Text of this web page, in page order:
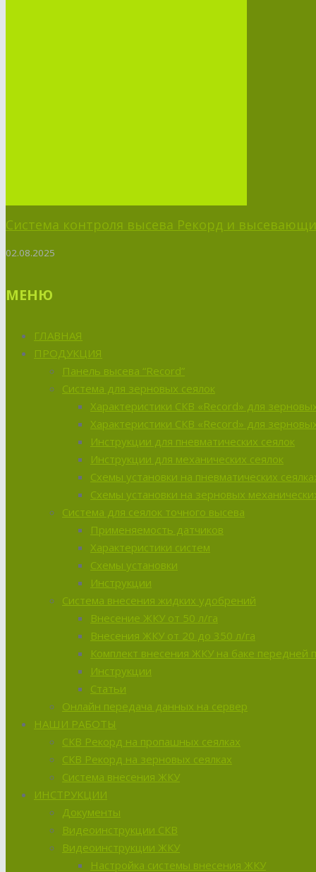
Система контроля высева Рекорд и
02.08.2025
МЕНЮ
ГЛАВНАЯ
ПРОДУКЦИЯ
Панель высева “Record”
Система для зерновых сеялок
Характеристики СКВ «Record» для
Характеристики СКВ «Record» для
Инструкции для пневматических сеялок
Инструкции для механических сеялок
Схемы установки на пневматических
Схемы установки на зерновых
Система для сеялок точного высева
Применяемость датчиков
Характеристики систем
Схемы установки
Инструкции
Система внесения жидких удобрений
Внесение ЖКУ от 50 л/га
Внесения ЖКУ от 20 до 350 л/га
Комплект внесения ЖКУ на баке передней
Инструкции
Статьи
Онлайн передача данных на сервер
НАШИ РАБОТЫ
СКВ Рекорд на пропашных сеялках
СКВ Рекорд на зерновых сеялках
Система внесения ЖКУ
ИНСТРУКЦИИ
Документы
Видеоинструкции СКВ
Видеоинструкции ЖКУ
Настройка системы внесения ЖКУ